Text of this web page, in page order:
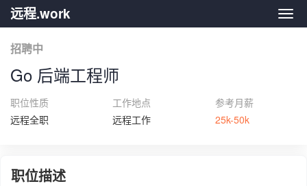
远
远程.work
招聘中
Go 后端工程师
职位性质
远程全职
工作地点
远程工作
参考月薪
25k-50k
职位描述